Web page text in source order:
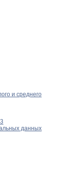
и среднего
данных